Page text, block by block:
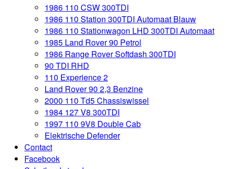
1986 110 CSW 300TDI
1986 110 Station 300TDI Automaat Blauw
1986 110 Stationwagon LHD 300TDI Automaat
1985 Land Rover 90 Petrol
1986 Range Rover Softdash 300TDI
90 TDI RHD
110 Experience 2
Land Rover 90 2,3 Benzine
2000 110 Td5 Chassiswissel
1984 127 V8 300TDI
1997 110 9V8 Double Cab
Elektrische Defender
Contact
Facebook